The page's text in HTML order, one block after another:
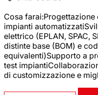
Cosa
impianti
elettrico (EPLAN, SPAC,
distinte base (BOM) e
equivalenti)Supporto a
test
di customizzazione e